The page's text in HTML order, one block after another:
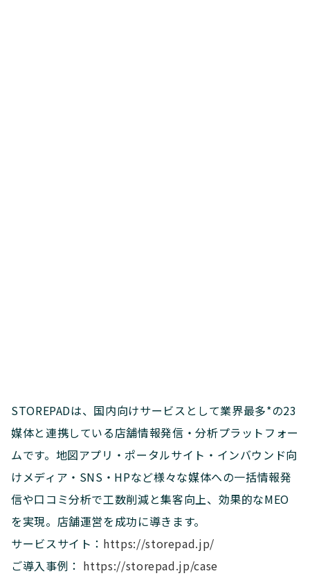
STOREPADは、国内向けサービスとして業界最多*の23
媒体と連携している店舗情報発信・分析プラットフォー
ムです。地図アプリ・ポータルサイト・インバウンド向
けメディア・SNS・HPなど様々な媒体への一括情報発
信や口コミ分析で工数削減と集客向上、効果的なMEO
を実現。店舗運営を成功に導きます。
サービスサイト： https://storepad.jp/
ご導入事例： https://storepad.jp/case